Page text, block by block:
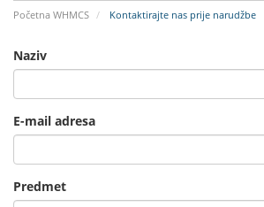
Početna WHMCS Kontaktirajte nas prije narudžbe
Naziv
E-mail adresa
Predmet